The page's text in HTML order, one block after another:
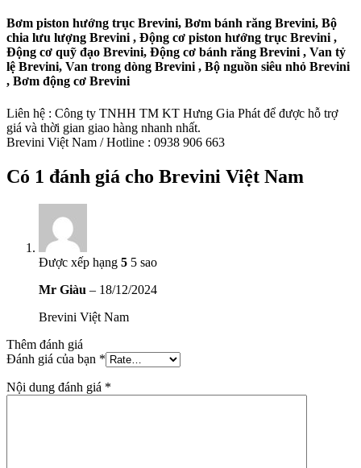
Bơm piston hướng trục Brevini, Bơm bánh răng Brevini, Bộ
chia lưu lượng Brevini , Động cơ piston hướng trục Brevini ,
Động cơ quỹ đạo Brevini, Động cơ bánh răng Brevini , Van tỷ
lệ Brevini, Van trong dòng Brevini , Bộ nguồn siêu nhỏ Brevini
, Bơm động cơ Brevini
Liên hệ : Công ty TNHH TM KT Hưng Gia Phát để được hỗ trợ
giá và thời gian giao hàng nhanh nhất.
Brevini Việt Nam / Hotline : 0938 906 663
Có 1 đánh giá cho Brevini Việt Nam
Được xếp hạng 5 5 sao
Mr Giàu – 18/12/2024
Brevini Việt Nam
Thêm đánh giá
Đánh giá của bạn *
Nội dung đánh giá *